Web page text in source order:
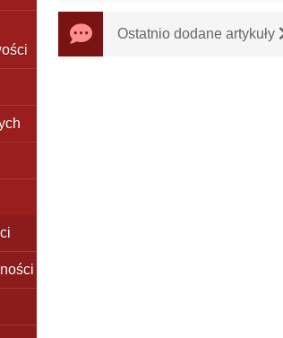
Ostatnio dodane artykuły